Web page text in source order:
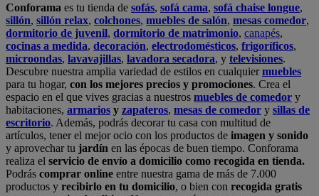
Conforama es tu tienda de sofás, sofá cama, sofá chaise longue,
sillón, sillón relax, colchones, muebles de salón, mesas comedor,
dormitorio de juvenil, dormitorio de matrimonio, canapés,
cocinas a medida, decoración, electrodomésticos, frigoríficos,
microondas, lavavajillas, lavadora secadora, y televisiones.
Descubre nuestra amplia variedad de estilos en cualquiermuebles
para tu hogar, con los mejores precios y promociones. Crea el
espacio en el que vives gracias a nuestros muebles de comedor y
habitaciones, armarios y zapateros, mesas de comedor y sillas de
escritorio. Además, podrás decorar tu casa con multitud de
artículos, tener el mejor ocio con los productos de imagen y sonido
y aprovechar tu jardín en las épocas de buen tiempo. Conforama
realiza el servicio de envío a domicilio como recogida en tienda.
Podrás comprar online entre nuestra gama de más de 7.000
productos y recibirlo en tu domicilio, o bien con recogida gratis